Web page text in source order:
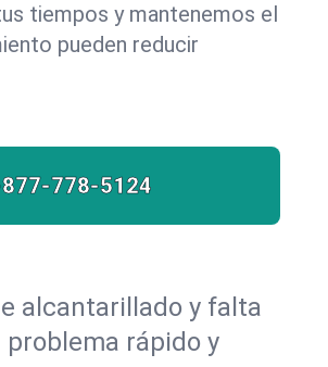
tiempos y mantenemos el
pueden reducir
778-5124
alcantarillado y falta
rápido y